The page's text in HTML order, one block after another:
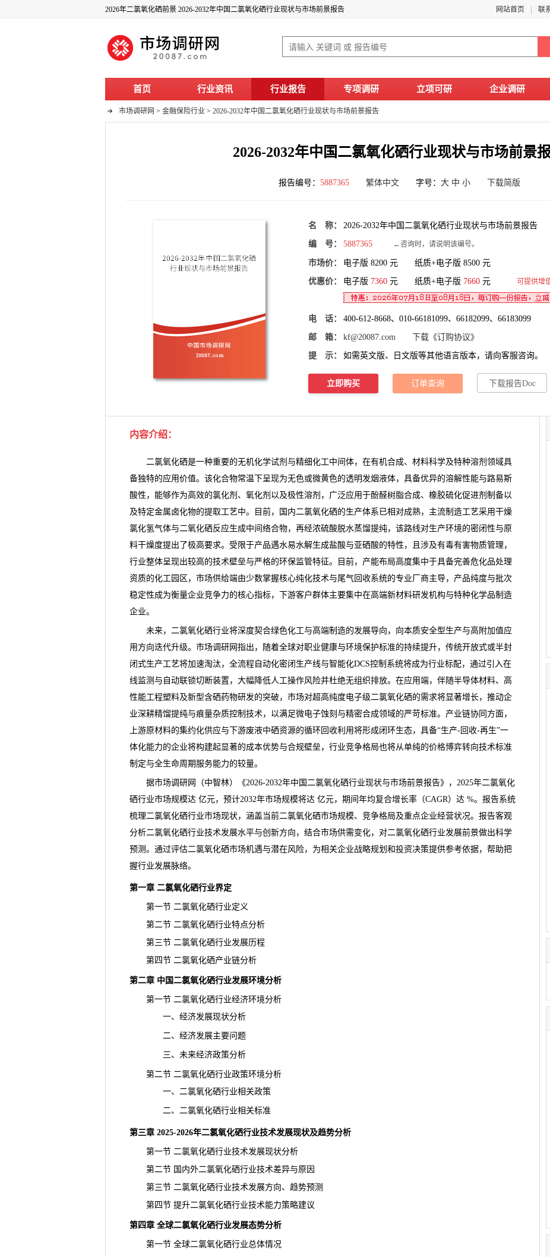
2026年二氯氧化硒前景 2026-2032年中国二氯氧化硒行业现状与市场前景报告 网站首页 联
首页 行业资讯 行业报告 专项调研 立项可研 企业调研
市场调研网 > 金融保险行业 > 2026-2032年中国二氯氧化硒行业现状与市场前景报告
2026-2032年中国二氯氧化硒行业现状与市场前景
报告编号： 5887365 繁体中文字号： 大 中 小 下载简版
名 称： 2026-2032年中国二氯氧化硒行业现状与市场前景报告
编 号： 5887365 ←咨询时，请说明该编号。
市场价： 电子版 8200 元 纸质+电子版 8500 元
优惠价： 电子版 7360 元 纸质+电子版 7660 元 可提供增
电 话： 400-612-8668、010-66181099、66182099、66183099
邮 箱： kf@20087.com 下载《订购协议》
提 示： 如需英文版、日文版等其他语言版本，请向客服咨询。
立即购买 订单查询 下载报告Doc
内容介绍：
二氯氧化硒是一种重要的无机化学试剂与精细化工中间体，在有机合成、材料科学及特种溶剂领域具
备独特的应用价值。该化合物常温下呈现为无色或微黄色的透明发烟液体，具备优异的溶解性能与路易斯
酸性，能够作为高效的氯化剂、氧化剂以及极性溶剂，广泛应用于酚醛树脂合成、橡胶硫化促进剂制备以
及特定金属卤化物的提取工艺中。目前，国内二氯氧化硒的生产体系已相对成熟，主流制造工艺采用干燥
氯化氢气体与二氧化硒反应生成中间络合物，再经浓硫酸脱水蒸馏提纯，该路线对生产环境的密闭性与原
料干燥度提出了极高要求。受限于产品遇水易水解生成盐酸与亚硒酸的特性，且涉及有毒有害物质管理，
行业整体呈现出较高的技术壁垒与严格的环保监管特征。目前，产能布局高度集中于具备完善危化品处理
资质的化工园区，市场供给端由少数掌握核心纯化技术与尾气回收系统的专业厂商主导，产品纯度与批次
稳定性成为衡量企业竞争力的核心指标，下游客户群体主要集中在高端新材料研发机构与特种化学品制造
企业。
未来，二氯氧化硒行业将深度契合绿色化工与高端制造的发展导向，向本质安全型生产与高附加值应
用方向迭代升级。 市场调研网 指出，随着全球对职业健康与环境保护标准的持续提升，传统开放式或半封
闭式生产工艺将加速淘汰，全流程自动化密闭生产线与智能化DCS控制系统将成为行业标配，通过引入在
线监测与自动联锁切断装置，大幅降低人工操作风险并杜绝无组织排放。在应用端，伴随半导体材料、高
性能工程塑料及新型含硒药物研发的突破，市场对超高纯度电子级二氯氧化硒的需求将显著增长，推动企
业深耕精馏提纯与痕量杂质控制技术，以满足微电子蚀刻与精密合成领域的严苛标准。产业链协同方面，
上游原材料的集约化供应与下游废液中硒资源的循环回收利用将形成闭环生态，具备“生产-回收-再生”一
体化能力的企业将构建起显著的成本优势与合规壁垒，行业竞争格局也将从单纯的价格博弈转向技术标准
制定与全生命周期服务能力的较量。
据市场调研网（中智林）《2026-2032年中国二氯氧化硒行业现状与市场前景报告》，2025年二氯氧化
硒行业市场规模达 亿元，预计2032年市场规模将达 亿元，期间年均复合增长率（CAGR）达 %。报告系统
梳理二氯氧化硒行业市场现状，涵盖当前二氯氧化硒市场规模、竞争格局及重点企业经营状况。报告客观
分析二氯氧化硒行业技术发展水平与创新方向，结合市场供需变化，对二氯氧化硒行业发展前景做出科学
预测。通过评估二氯氧化硒市场机遇与潜在风险，为相关企业战略规划和投资决策提供参考依据，帮助把
握行业发展脉络。
第一章 二氯氧化硒行业界定
第一节 二氯氧化硒行业定义
第二节 二氯氧化硒行业特点分析
第三节 二氯氧化硒行业发展历程
第四节 二氯氧化硒产业链分析
第二章 中国二氯氧化硒行业发展环境分析
第一节 二氯氧化硒行业经济环境分析
一、经济发展现状分析
二、经济发展主要问题
三、未来经济政策分析
第二节 二氯氧化硒行业政策环境分析
一、二氯氧化硒行业相关政策
二、二氯氧化硒行业相关标准
第三章 2025-2026年二氯氧化硒行业技术发展现状及趋势分析
第一节 二氯氧化硒行业技术发展现状分析
第二节 国内外二氯氧化硒行业技术差异与原因
第三节 二氯氧化硒行业技术发展方向、趋势预测
第四节 提升二氯氧化硒行业技术能力策略建议
第四章 全球二氯氧化硒行业发展态势分析
第一节 全球二氯氧化硒行业总体情况